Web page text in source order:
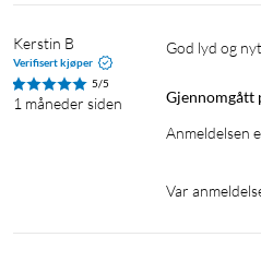
Kerstin B
Verifisert kjøper
5/5
1 måneder siden
God lyd og
Gjennomgått
Anmeldelsen
Var